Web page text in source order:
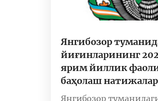
Янгибозор
йиғинларининг
ярим йиллик
баҳолаш
Янгибозор